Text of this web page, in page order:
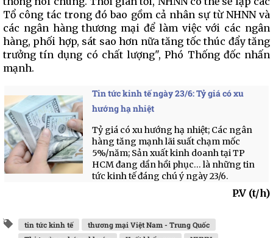
Tổ công tác trong đó bao gồm cả nhân sự từ NHNN và
các ngân hàng thương mại để làm việc với các ngân
hàng, phối hợp, sát sao hơn nữa tăng tốc thúc đẩy tăng
trưởng tín dụng có chất lượng", Phó Thống đốc nhấn
mạnh.
Tin tức kinh tế ngày 23/6: Tỷ giá có xu
hướng hạ nhiệt
Tỷ giá có xu hướng hạ nhiệt; Các ngân
hàng tăng mạnh lãi suất chạm mốc
5%/năm; Sản xuất kinh doanh tại TP
HCM đang dần hồi phục… là những tin
tức kinh tế đáng chú ý ngày 23/6.
P.V (t/h)
tin tức kinh tế
thương mại Việt Nam - Trung Quốc